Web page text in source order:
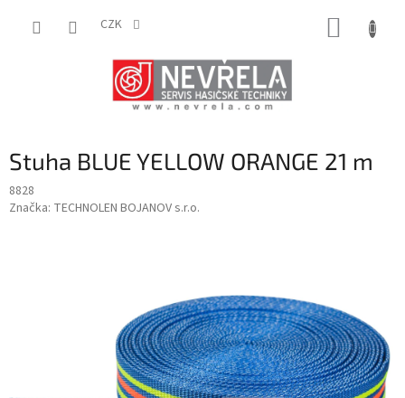
CZK
Stuha BLUE YELLOW ORANGE 21 m
8828
Značka: TECHNOLEN BOJANOV s.r.o.